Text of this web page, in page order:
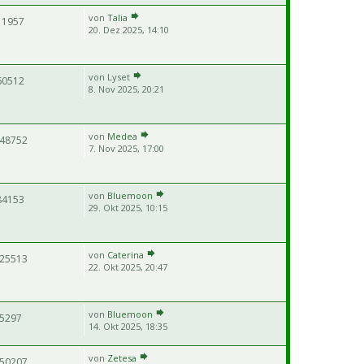
von Talia
20. Dez 2025, 14:10
von Lyset
8. Nov 2025, 20:21
von Medea
7. Nov 2025, 17:00
von Bluemoon
29. Okt 2025, 10:15
von Caterina
22. Okt 2025, 20:47
von Bluemoon
14. Okt 2025, 18:35
von Zetesa